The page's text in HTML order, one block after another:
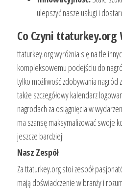
ulepszyć nasze usługi i
Co Czyni
ttaturkey.org wyróżnia się na tle
kompleksowemu podejściu do
tylko możliwość zdobywania
także szczegółowy kalendarz
nagrodach za osiągnięcia w
ma szansę maksymalizować swoje
jeszcze bardziej!
Nasz Zespół
Za ttaturkey.org stoi zespół
mają doświadczenie w branży i